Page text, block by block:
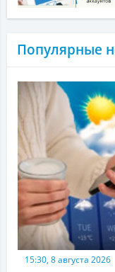
Популярные
15:30, 8 августа 2026